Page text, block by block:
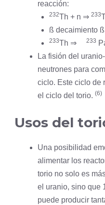
reacción:
232Th + n ⇒ 233
ß decaimiento
233Th ⇒ 233
La fisión del
neutrones para
ciclo. Este ciclo de
el ciclo del torio. (6)
Usos del
Una posibilidad
alimentar los
torio no solo es
el uranio, sino que
puede producir